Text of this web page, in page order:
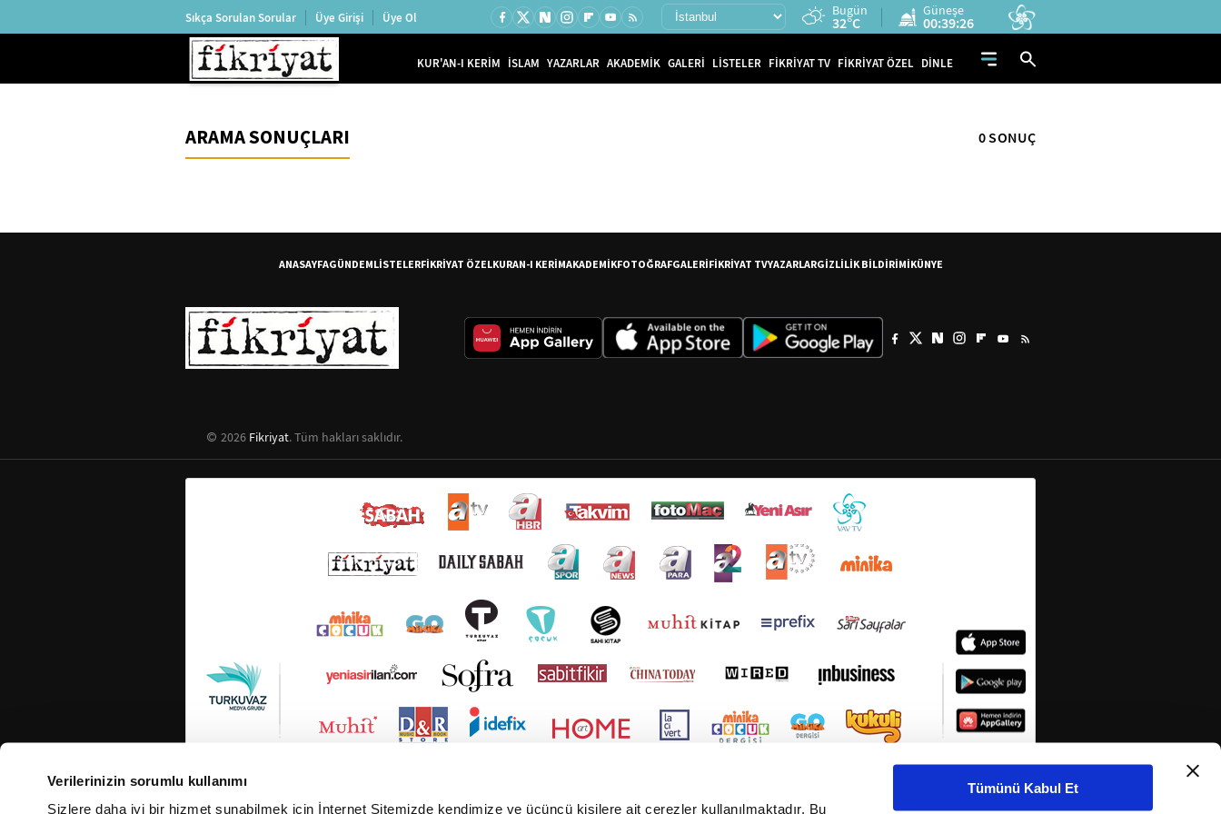
Verilerinizin sorumlu kullanımı
Sizlere daha iyi bir hizmet sunabilmek için İnternet Sitemizde kendimize ve üçüncü kişilere ait çerezler kullanılmaktadır. Bu
Tümünü Kabul Et
Sıkça Sorulan Sorular Üye Girişi Üye Ol Bugün
32°C
Güneşe
00:39:26
KUR'AN-I KERİM İSLAM YAZARLAR AKADEMİK GALERİ LİSTELER FİKRİYAT TV FİKRİYAT ÖZEL DİNLE
ARAMA SONUÇLARI 0 SONUÇ
ANASAYFAGÜNDEMLİSTELERFİKRİYAT ÖZELKURAN-I KERİMAKADEMİKFOTOĞRAFGALERİFİKRİYAT TVYAZARLARGİZLİLİK BİLDİRİMİKÜNYE
2026 Fikriyat. Tüm hakları saklıdır.